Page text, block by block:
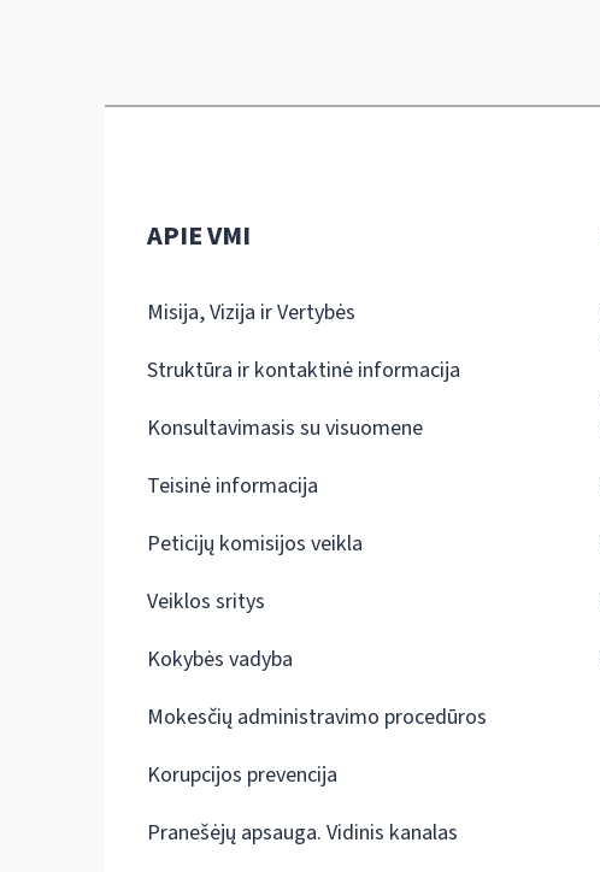
APIE VMI
Misija, Vizija ir Vertybės
Struktūra ir kontaktinė informacija
Konsultavimasis su visuomene
Teisinė informacija
Peticijų komisijos veikla
Veiklos sritys
Kokybės vadyba
Mokesčių administravimo procedūros
Korupcijos prevencija
Pranešėjų apsauga. Vidinis kanalas